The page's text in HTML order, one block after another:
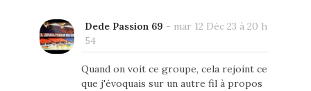
Dede Passion 69 - mar 12 Déc 23 à 20 h
54
Quand on voit ce groupe, cela rejoint ce
que j'évoquais sur un autre fil à propos